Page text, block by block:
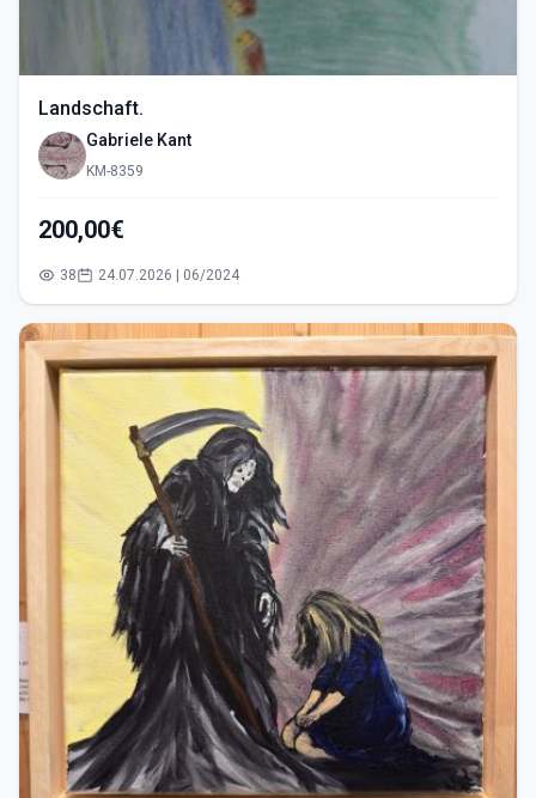
Landschaft.
Gabriele Kant
KM-8359
200,00€
38 24.07.2026 | 06/2024